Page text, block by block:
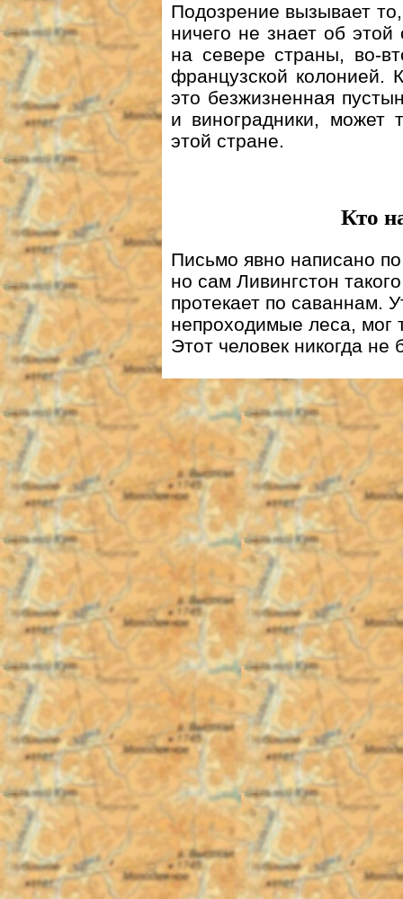
Подозрение вызывает
ничего не знает об
на севере страны, во-
французской
это безжизненная
и виноградники, может
этой стране.
Кто
Письмо явно написано
но сам Ливингстон
протекает по саваннам.
непроходимые леса, мог
Этот человек никогда